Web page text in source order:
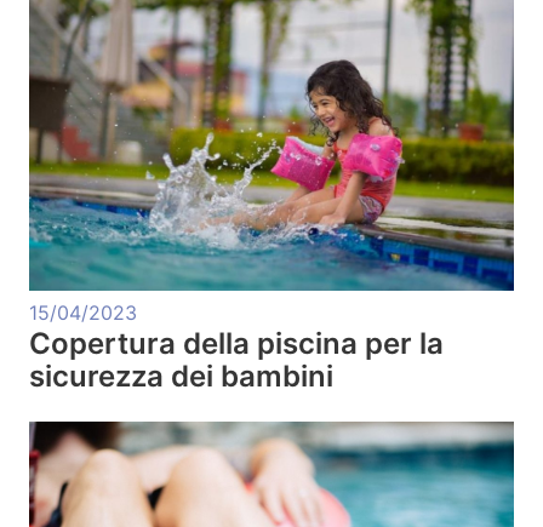
15/04/2023
Copertura della piscina per la
sicurezza dei bambini